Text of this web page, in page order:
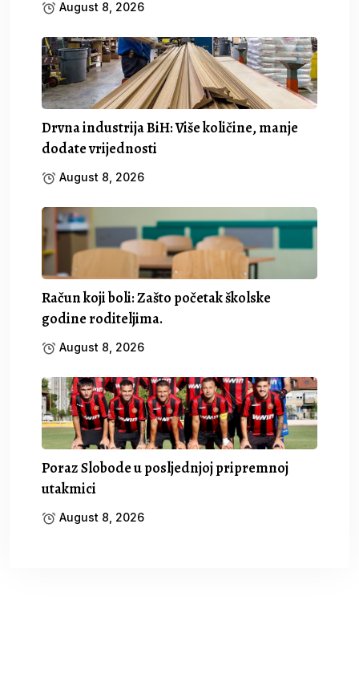
August 8, 2026
Drvna industrija BiH: Više količine, manje
dodate vrijednosti
August 8, 2026
Račun koji boli: Zašto početak školske
godine roditeljima.
August 8, 2026
Poraz Slobode u posljednjoj pripremnoj
utakmici
August 8, 2026